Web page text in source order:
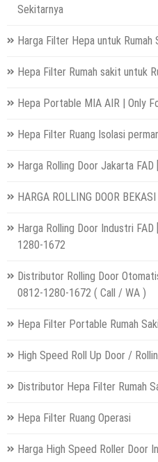
Sekitarnya
Harga Filter Hepa untuk
Hepa Filter Rumah sakit untuk
Hepa Portable MIA AIR | Only
Hepa Filter Ruang Isolasi
Harga Rolling Door Jakarta FAD [
HARGA ROLLING DOOR
Harga Rolling Door Industri FAD
1280-1672
Distributor Rolling Door
0812-1280-1672 ( Call / WA )
Hepa Filter Portable Rumah
High Speed Roll Up Door /
Distributor Hepa Filter Rumah
Hepa Filter Ruang Operasi
Harga High Speed Roller Door